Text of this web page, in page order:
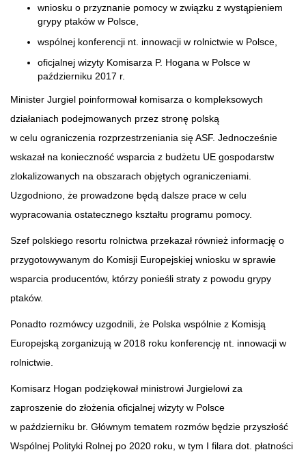
wniosku o przyznanie pomocy w związku z wystąpieniem
grypy ptaków w Polsce,
wspólnej konferencji nt. innowacji w rolnictwie w Polsce,
oficjalnej wizyty Komisarza P. Hogana w Polsce w
październiku 2017 r.
Minister Jurgiel poinformował komisarza o kompleksowych
działaniach podejmowanych przez stronę polską
w celu ograniczenia rozprzestrzeniania się ASF. Jednocześnie
wskazał na konieczność wsparcia z budżetu UE gospodarstw
zlokalizowanych na obszarach objętych ograniczeniami.
Uzgodniono, że prowadzone będą dalsze prace w celu
wypracowania ostatecznego kształtu programu pomocy.
Szef polskiego resortu rolnictwa przekazał również informację o
przygotowywanym do Komisji Europejskiej wniosku w sprawie
wsparcia producentów, którzy ponieśli straty z powodu grypy
ptaków.
Ponadto rozmówcy uzgodnili, że Polska wspólnie z Komisją
Europejską zorganizują w 2018 roku konferencję nt. innowacji w
rolnictwie.
Komisarz Hogan podziękował ministrowi Jurgielowi za
zaproszenie do złożenia oficjalnej wizyty w Polsce
w październiku br. Głównym tematem rozmów będzie przyszłość
Wspólnej Polityki Rolnej po 2020 roku, w tym I filara dot. płatności